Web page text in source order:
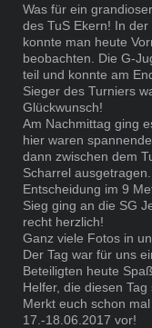
Was für ein
des TuS Ekern! In
konnte man heute
beobachten. Die G-
teil und konnte am
Sieger des Turniers
Glückwunsch!
Am Nachmittag ging
hier waren
dann zwischen dem
Scharrel
Entscheidung im 9
Sieg ging an die SG
recht herzlich!
Ganz viele Fotos in
Der Tag war für uns
Beteiligten heute
Helfer, die diesen
Merkt euch schon
17.-18.06.2017 vor!